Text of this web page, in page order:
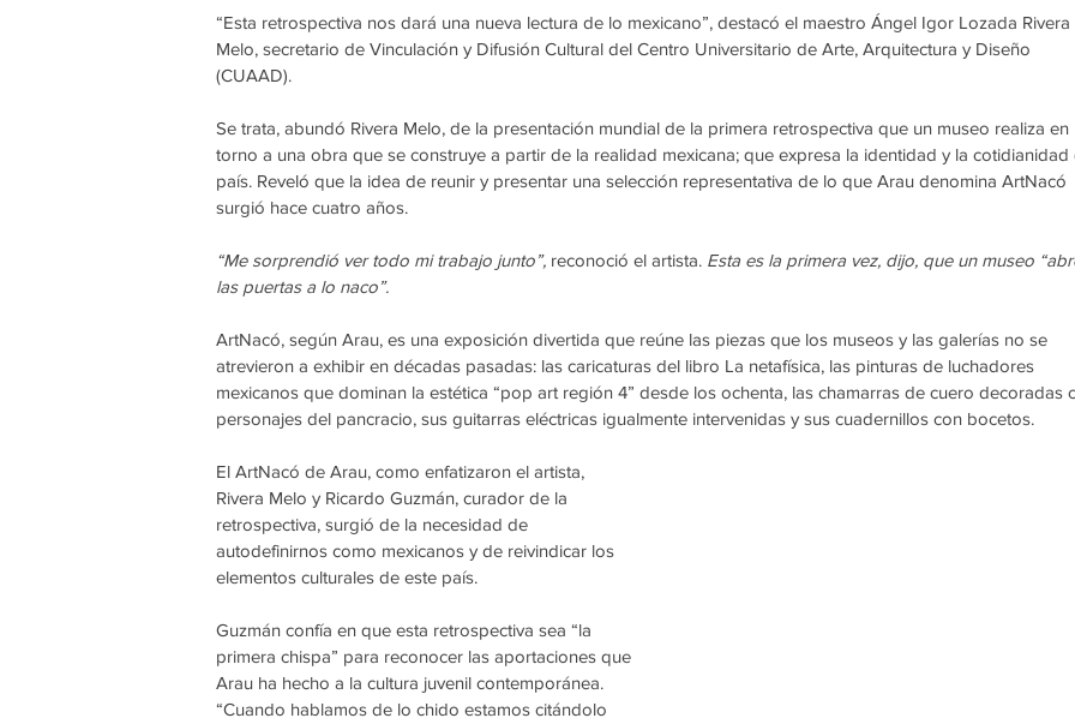
“Esta retrospectiva nos dará una nueva lectura de lo mexicano”, destacó el maestro Ángel Igor Lozada Rivera
Melo, secretario de Vinculación y Difusión Cultural del Centro Universitario de Arte, Arquitectura y Diseño
(CUAAD).
Se trata, abundó Rivera Melo, de la presentación mundial de la primera retrospectiva que un museo realiza en
torno a una obra que se construye a partir de la realidad mexicana; que expresa la identidad y la cotidianidad
país. Reveló que la idea de reunir y presentar una selección representativa de lo que Arau denomina ArtNacó
surgió hace cuatro años.
“Me sorprendió ver todo mi trabajo junto”, reconoció el artista. Esta es la primera vez, dijo, que un museo
las puertas a lo naco”.
ArtNacó, según Arau, es una exposición divertida que reúne las piezas que los museos y las galerías no se
atrevieron a exhibir en décadas pasadas: las caricaturas del libro La netafísica, las pinturas de luchadores
mexicanos que dominan la estética “pop art región 4” desde los ochenta, las chamarras de cuero decoradas
personajes del pancracio, sus guitarras eléctricas igualmente intervenidas y sus cuadernillos con bocetos.
El ArtNacó de Arau, como enfatizaron el artista,
Rivera Melo y Ricardo Guzmán, curador de la
retrospectiva, surgió de la necesidad de
autodefinirnos como mexicanos y de reivindicar los
elementos culturales de este país.
Guzmán confía en que esta retrospectiva sea “la
primera chispa” para reconocer las aportaciones que
Arau ha hecho a la cultura juvenil contemporánea.
“Cuando hablamos de lo chido estamos citándolo